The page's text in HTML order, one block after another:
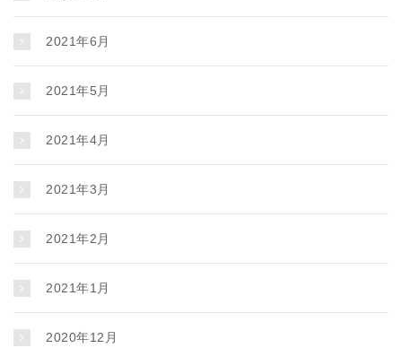
2021年6月
2021年5月
2021年4月
2021年3月
2021年2月
2021年1月
2020年12月